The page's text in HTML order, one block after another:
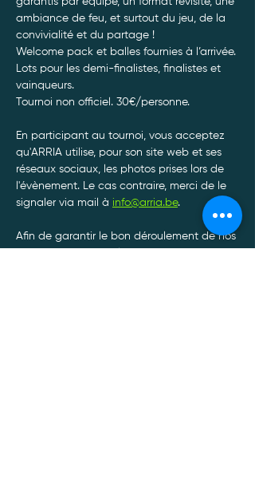
ambiance de feu, et surtout du jeu, de la
convivialité et du partage !
Welcome pack et balles fournies à l’arrivée.
Lots pour les demi-finalistes, finalistes et
vainqueurs.
Tournoi non officiel. 30€/personne.
En participant au tournoi, vous acceptez
qu'ARRIA utilise, pour son site web et ses
réseaux sociaux, les photos prises lors de
l'évènement. Le cas contraire, merci de le
signaler via mail à info@arria.be.
Afin de garantir le bon déroulement de nos